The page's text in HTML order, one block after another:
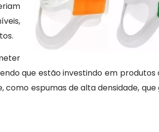
que estão investindo em produtos
como espumas de alta densidade,